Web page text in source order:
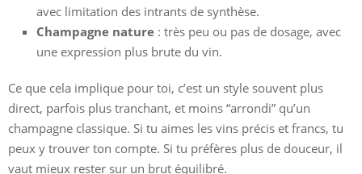
avec limitation des intrants de synthèse.
Champagne nature : très peu ou pas de dosage, avec
une expression plus brute du vin.
Ce que cela implique pour toi, c’est un style souvent plus
direct, parfois plus tranchant, et moins “arrondi” qu’un
champagne classique. Si tu aimes les vins précis et francs, tu
peux y trouver ton compte. Si tu préfères plus de douceur, il
vaut mieux rester sur un brut équilibré.